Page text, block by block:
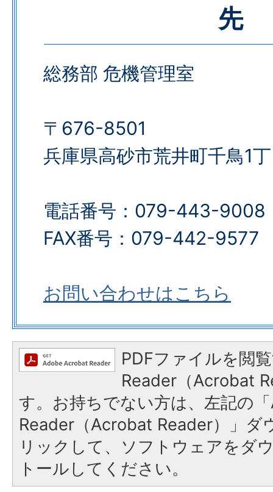
先
総務部 危機管理室
〒676-8501
兵庫県高砂市荒井町千鳥1
電話番号：079-443-9008
FAX番号：079-442-9577​​​​​​​
お問い合わせはこちら
PDFファイルを閲
Reader（Acrobat
す。お持ちでない方は、左記の
Reader（Acrobat Reader）」ダ
リックして、ソフトウェアをダ
トールしてください。